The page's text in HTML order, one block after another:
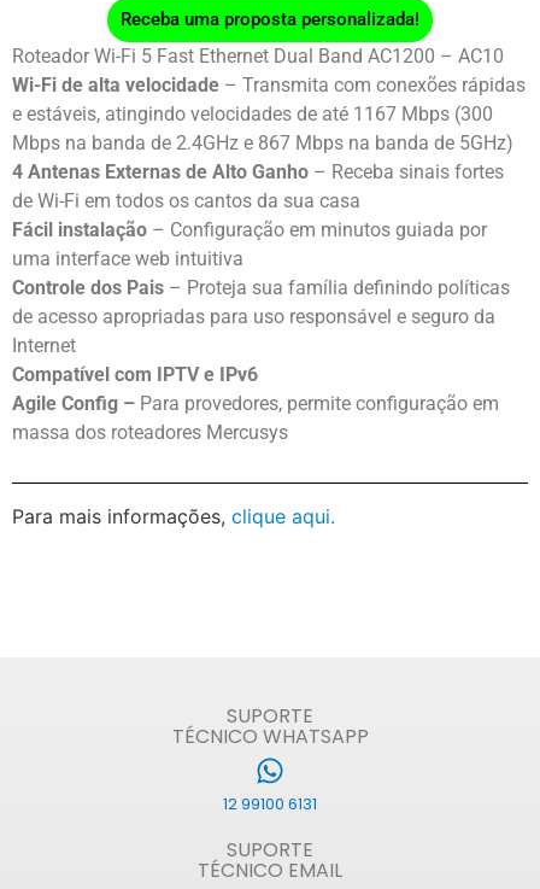
Receba uma proposta personalizada!
Roteador Wi-Fi 5 Fast Ethernet Dual Band AC1200 – AC10
Wi-Fi de alta velocidade – Transmita com conexões rápidas
e estáveis, atingindo velocidades de até 1167 Mbps (300
Mbps na banda de 2.4GHz e 867 Mbps na banda de 5GHz)
4 Antenas Externas de Alto Ganho – Receba sinais fortes
de Wi-Fi em todos os cantos da sua casa
Fácil instalação – Configuração em minutos guiada por
uma interface web intuitiva
Controle dos Pais – Proteja sua família definindo políticas
de acesso apropriadas para uso responsável e seguro da
Internet
Compatível com IPTV e IPv6
Agile Config – Para provedores, permite configuração em
massa dos roteadores Mercusys
Para mais informações, clique aqui.
SUPORTE
TÉCNICO WHATSAPP
12 99100 6131
SUPORTE
TÉCNICO EMAIL